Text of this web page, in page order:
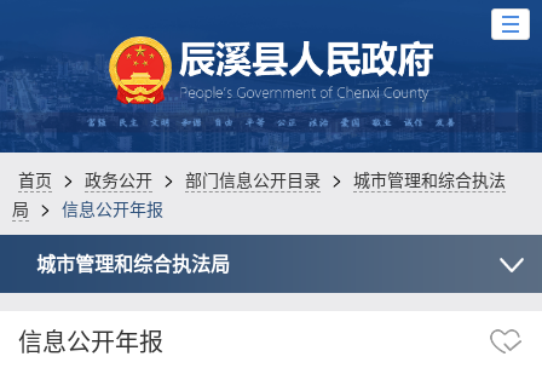
首页 > 政务公开 > 部门信息公开目录 > 城市管理和综合执法
局 > 信息公开年报
城市管理和综合执法局
信息公开年报